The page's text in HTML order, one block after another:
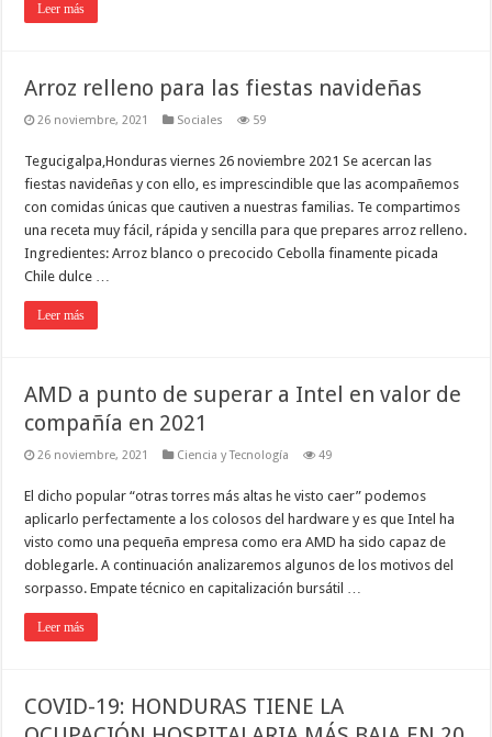
Leer más
Arroz relleno para las fiestas navideñas
26 noviembre, 2021 Sociales 59
Tegucigalpa,Honduras viernes 26 noviembre 2021 Se acercan las
fiestas navideñas y con ello, es imprescindible que las acompañemos
con comidas únicas que cautiven a nuestras familias. Te compartimos
una receta muy fácil, rápida y sencilla para que prepares arroz relleno.
Ingredientes: Arroz blanco o precocido Cebolla finamente picada
Chile dulce …
Leer más
AMD a punto de superar a Intel en valor de
compañía en 2021
26 noviembre, 2021 Ciencia y Tecnología 49
El dicho popular “otras torres más altas he visto caer” podemos
aplicarlo perfectamente a los colosos del hardware y es que Intel ha
visto como una pequeña empresa como era AMD ha sido capaz de
doblegarle. A continuación analizaremos algunos de los motivos del
sorpasso. Empate técnico en capitalización bursátil …
Leer más
COVID-19: HONDURAS TIENE LA